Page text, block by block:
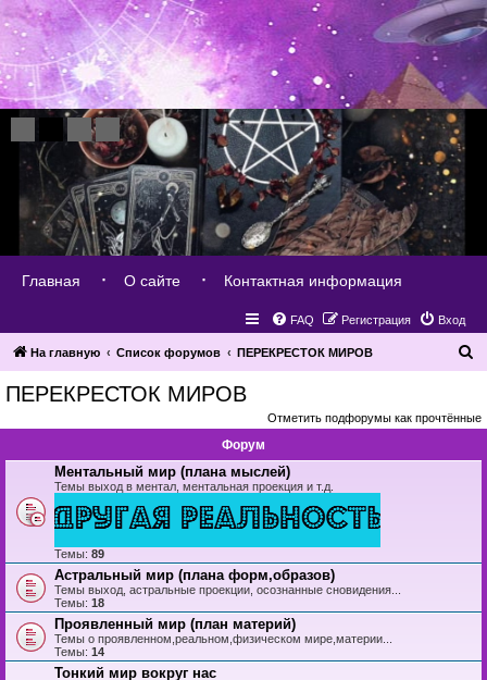
Главная О сайте Контактная информация
Вход
Регистрация
FAQ
На главную Список форумов ПЕРЕКРЕСТОК МИРОВ
с
ПЕРЕКРЕСТОК МИРОВ
Отметить подфорумы как прочтённые
Форум
Ментальный мир (плана мыслей)
Темы выход в ментал, ментальная проекция и т.д.
Темы: 89
Астральный мир (плана форм,образов)
Темы выход, астральные проекции, осознанные сновидения...
Темы: 18
Проявленный мир (план материй)
Темы о проявленном,реальном,физическом мире,материи...
Темы: 14
Тонкий мир вокруг нас